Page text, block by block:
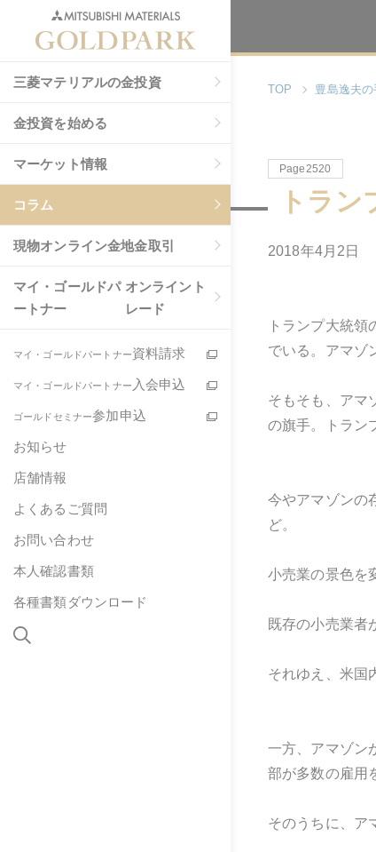
三菱マテリアルの金投資
金投資を始める
マーケット情報
コラム
現物オンライン金地金取引
マイ・ゴールドパ
ートナー
オンライント
レード
マイ・ゴールドパートナー資料請求
マイ・ゴールドパートナー 入会申込
ゴールドセミナー参加申込
お知らせ
店舗情報
よくあるご質問
お問い合わせ
本人確認書類
各種書類ダウンロード
TOP 豊島逸夫の
Page2520
トラン
2018年4月2日
トランプ大統
でいる。アマゾ
そもそも、アマ
の旗手。トラン
今やアマゾンの
ど。
小売業の景色を
既存の小売業者
それゆえ、米国
一方、アマゾン
部が多数の雇用
そのうちに、ア